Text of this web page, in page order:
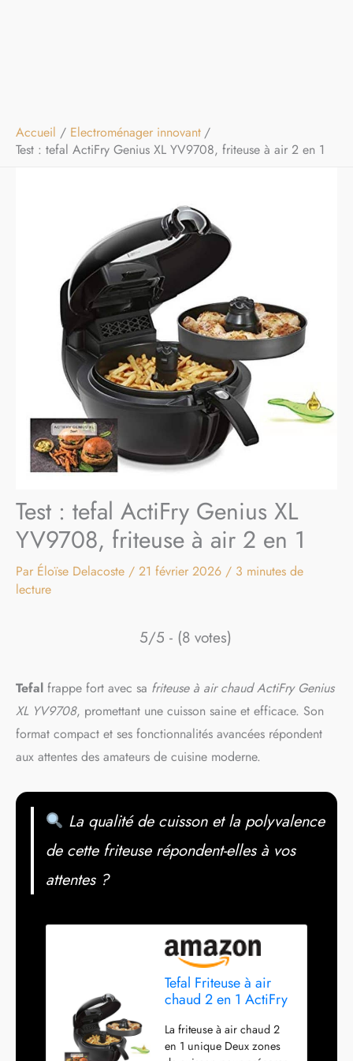
Accueil
Electroménager innovant
Test : tefal ActiFry Genius XL YV9708, friteuse à air 2 en 1
Test : tefal ActiFry Genius XL
YV9708, friteuse à air 2 en 1
Par Éloïse Delacoste / 21 février 2026 / 3 minutes de
lecture
5/5 - (8 votes)
Tefal frappe fort avec sa friteuse à air chaud ActiFry Genius
XL YV9708, promettant une cuisson saine et efficace. Son
format compact et ses fonctionnalités avancées répondent
aux attentes des amateurs de cuisine moderne.
La qualité de cuisson et la polyvalence
de cette friteuse répondent-elles à vos
attentes ?
Tefal Friteuse à air
chaud 2 en 1 ActiFry
1500 watts | capacité
: 1,7 kg | 9
La friteuse à air chaud 2
en 1 unique Deux zones